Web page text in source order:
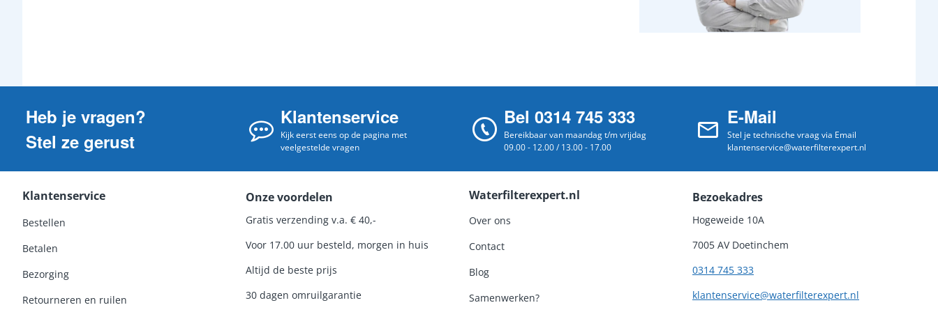
Heb je vragen?
Stel ze gerust
Klantenservice
Kijk eerst eens op de pagina met
veelgestelde vragen
Bel 0314 745 333
Bereikbaar van maandag t/m vrijdag
09.00 - 12.00 / 13.00 - 17.00
E-Mail
Stel je technische vraag via Email
klantenservice@waterfilterexpert.nl
Klantenservice
Bestellen
Betalen
Bezorging
Retourneren en ruilen
Onze voordelen
Gratis verzending v.a. € 40,-
Voor 17.00 uur besteld, morgen in huis
Altijd de beste prijs
30 dagen omruilgarantie
Waterfilterexpert.nl
Over ons
Contact
Blog
Samenwerken?
Bezoekadres
Hogeweide 10A
7005 AV Doetinchem
0314 745 333
klantenservice@waterfilterexpert.nl